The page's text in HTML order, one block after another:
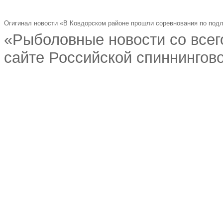
Огигинал новости «В Ковдорском районе прошли соревнования по
«Рыболовные новости со
сайте Российской